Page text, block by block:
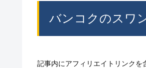
バンコクのスワ
記事内にアフィリエイトリンクを